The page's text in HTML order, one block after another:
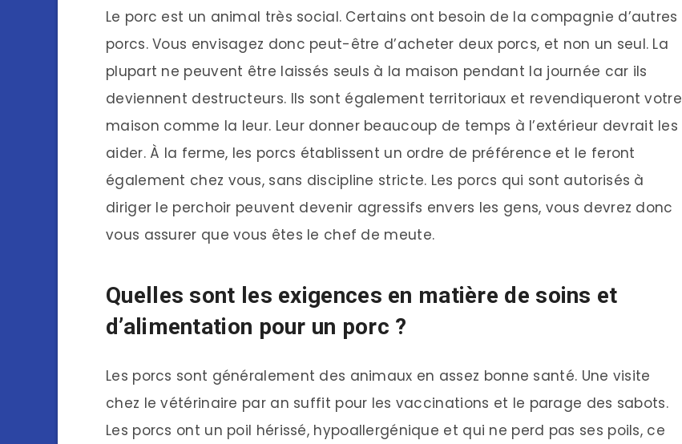
Le porc est un animal très social. Certains ont besoin de la compagnie d’autres
porcs. Vous envisagez donc peut-être d’acheter deux porcs, et non un seul. La
plupart ne peuvent être laissés seuls à la maison pendant la journée car ils
deviennent destructeurs. Ils sont également territoriaux et revendiqueront votre
maison comme la leur. Leur donner beaucoup de temps à l’extérieur devrait les
aider. À la ferme, les porcs établissent un ordre de préférence et le feront
également chez vous, sans discipline stricte. Les porcs qui sont autorisés à
diriger le perchoir peuvent devenir agressifs envers les gens, vous devrez donc
vous assurer que vous êtes le chef de meute.
Quelles sont les exigences en matière de soins et
d’alimentation pour un porc ?
Les porcs sont généralement des animaux en assez bonne santé. Une visite
chez le vétérinaire par an suffit pour les vaccinations et le parage des sabots.
Les porcs ont un poil hérissé, hypoallergénique et qui ne perd pas ses poils, ce